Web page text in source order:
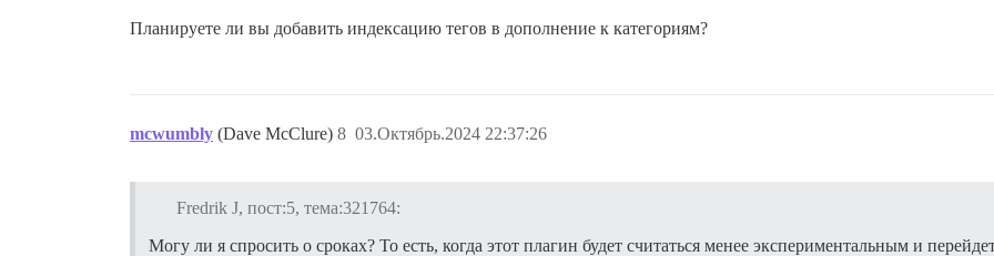
Планируете ли вы добавить индексацию тегов в дополнение к категориям?
mcwumbly (Dave McClure) 03.Октябрь.2024 22:37:26
8
Fredrik J, пост:5, тема:321764:
Могу ли я спросить о сроках? То есть, когда этот плагин будет считаться менее экспериментальным и